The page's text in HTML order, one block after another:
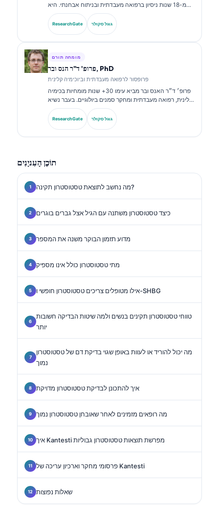
מ-18 שנות ניסיון ברפואה מעבדתית ובניתוח אבחנתי. היא
מחזיקה בהסמכות התמחות בכימיה קלינית, ופרסמה רבות על
לוחות סמנים ביולוגיים וניתוח מעבדתי במסגרת פרקטיקה
ResearchGate גוגל סקולר
מומחה תורם
פרופ' ד"ר הנס ובר, PhD
פרופסור לרפואה מעבדתית וביוכימיה קלינית
פרופ׳ ד״ר האנס ובר מביא עימו 30+ שנות מומחיות בכימיה
קלינית, רפואה מעבדתית ומחקר סמנים ביולוגיים. בעבר נשיא
האגודה הגרמנית לכימיה קלינית, הוא מתמחה בניתוח לוחות
אבחנתיים, בסטנדרטיזציה של סמנים ביולוגיים וברפואה
ResearchGate גוגל סקולר
תוֹכֶן הָעִניָנִים
מה נחשב לתוצאת טסטוסטרון תקינה?
כיצד טסטוסטרון משתנה עם הגיל אצל גברים בוגרים
מדוע תזמון הבוקר משנה את המספר
מתי טסטוסטרון כולל אינו מספיק
אילו מטופלים צריכים טסטוסטרון חופשי ו-SHBG
טווחי טסטוסטרון תקינים בנשים ולמה שיטות הבדיקה חשובות
יותר
מה יכול להוריד או לעוות באופן שגוי בדיקת דם של טסטוסטרון
נמוך
איך להתכונן לבדיקת טסטוסטרון מדויקת
מה רופאים מזמינים לאחר שאובחן טסטוסטרון נמוך
איך Kantesti מפרשת תוצאות טסטוסטרון גבוליות
פרסומי מחקר וארכיון עריכה של Kantesti
שאלות נפוצות